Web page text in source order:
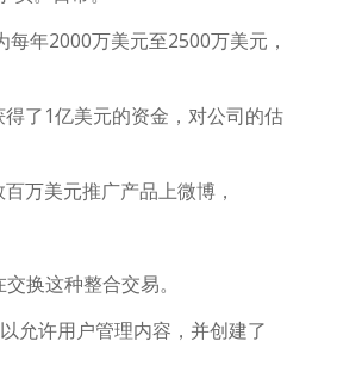
年2000万美元至2500万美元，
了1亿美元的资金，对公司的估
万美元推广产品上微博，
换这种整合交易。
允许用户管理内容，并创建了